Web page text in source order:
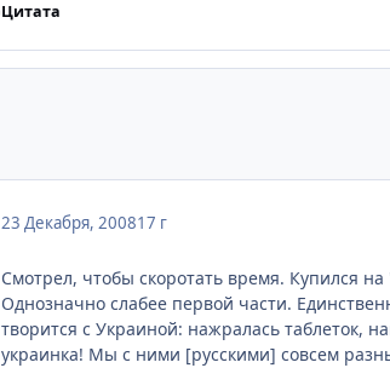
Цитата
23 Декабря, 200817 г
Смотрел, чтобы скоротать время. Купился
Однозначно слабее первой части.
творится с Украиной: нажралась таблеток,
украинка! Мы с ними [русскими] совсем